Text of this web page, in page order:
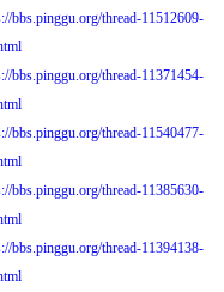
bbs.pinggu.org/thread-11512609-
bbs.pinggu.org/thread-11371454-
bbs.pinggu.org/thread-11540477-
bbs.pinggu.org/thread-11385630-
bbs.pinggu.org/thread-11394138-